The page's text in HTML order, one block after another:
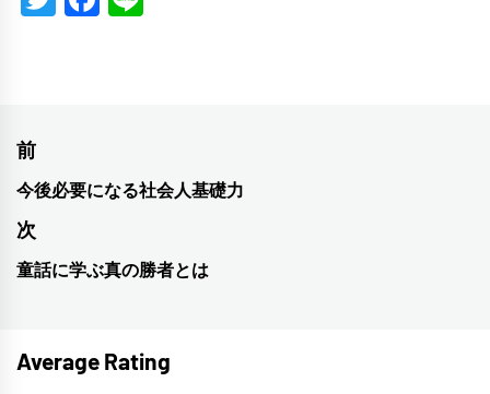
投
稿
ナ
ビ
ー
前
前
の
投
今後必要になる社会人基礎力
次
次
稿:
童話に学ぶ真の勝者とは
Average Rating